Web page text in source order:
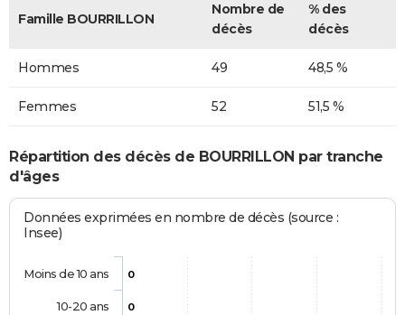
Famille BOURRILLON
Nombre de
décès
% des
décès
Hommes 49 48,5 %
Femmes 52 51,5 %
Répartition des décès de BOURRILLON par tranche
d'âges
Données exprimées en nombre de décès (source :
Insee)
0
0
Moins de 10 ans
10-20 ans